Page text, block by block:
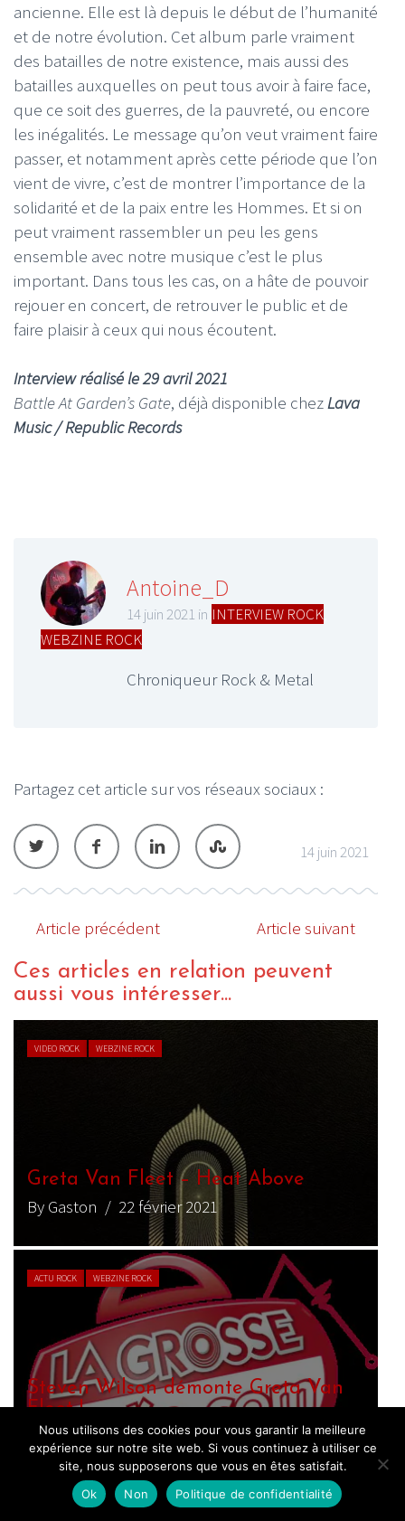
ancienne. Elle est là depuis le début de l’humanité
et de notre évolution. Cet album parle vraiment
des batailles de notre existence, mais aussi des
batailles auxquelles on peut tous avoir à faire face,
que ce soit des guerres, de la pauvreté, ou encore
les inégalités. Le message qu’on veut vraiment faire
passer, et notamment après cette période que l’on
vient de vivre, c’est de montrer l’importance de la
solidarité et de la paix entre les Hommes. Et si on
peut vraiment rassembler un peu les gens
ensemble avec notre musique c’est le plus
important. Dans tous les cas, on a hâte de pouvoir
rejouer en concert, de retrouver le public et de
faire plaisir à ceux qui nous écoutent.
Interview réalisé le 29 avril 2021
Battle At Garden’s Gate, déjà disponible chezLava
Music / Republic Records
Antoine_D
14 juin 2021 in INTERVIEW ROCK
WEBZINE ROCK
Chroniqueur Rock & Metal
Partagez cet article sur vos réseaux sociaux :
14 juin 2021
Article précédent Article suivant
Ces articles en relation peuvent
aussi vous intéresser...
VIDEO ROCK WEBZINE ROCK
Greta Van Fleet – Heat Above
By Gaston / 22 février 2021
ACTU ROCK WEBZINE ROCK
Steven Wilson démonte Greta Van
Fleet !
By Yann Landry/ 13 mars 2019
ACTU ROCK WEBZINE ROCK
Nous utilisons des cookies pour vous garantir la meilleure
expérience sur notre site web. Si vous continuez à utiliser ce
site, nous supposerons que vous en êtes satisfait.
Ok
Non Politique de confidentialité